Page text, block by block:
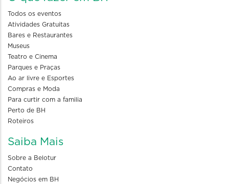
Todos os eventos
Atividades Gratuitas
Bares e Restaurantes
Museus
Teatro e Cinema
Parques e Praças
Ao ar livre e Esportes
Compras e Moda
Para curtir com a familia
Perto de BH
Roteiros
Saiba Mais
Sobre a Belotur
Contato
Negócios em BH